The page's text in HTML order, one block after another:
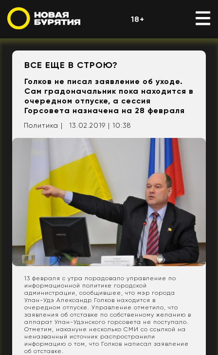
18+
ВСЕ ЕЩЕ В СТРОЮ?
Голков не писал заявление об уходе.
Сам градоначальник пока находится в
очередном отпуске, а сессия
Горсовета назначена на 28 февраля
Политика | 13.02.2019 | 10:38
13 февраля с утра порадовало управление по
информационной политике городской
администрации, сообщившее, что мэр города
Улан-Удэ Александр Голков находится в
очередном отпуске. Управление отметило, что
заявления об отставке по собственному желанию в
аппарат Улан-Удэнского горсовета не поступало.
Отметим, накануне несколько СМИ со ссылкой на
неназванный источник распространили
информацию о том, что Голков написал заявление
об отставке.